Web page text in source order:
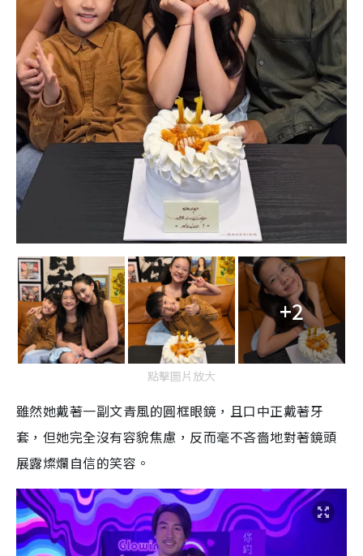
+2
點擊圖片放大
雖然她戴著一副文青風的圓框眼鏡，且口中正戴著牙
套，但她完全沒有容貌焦慮，反而毫不吝嗇地對著鏡頭
展露燦爛自信的笑容。